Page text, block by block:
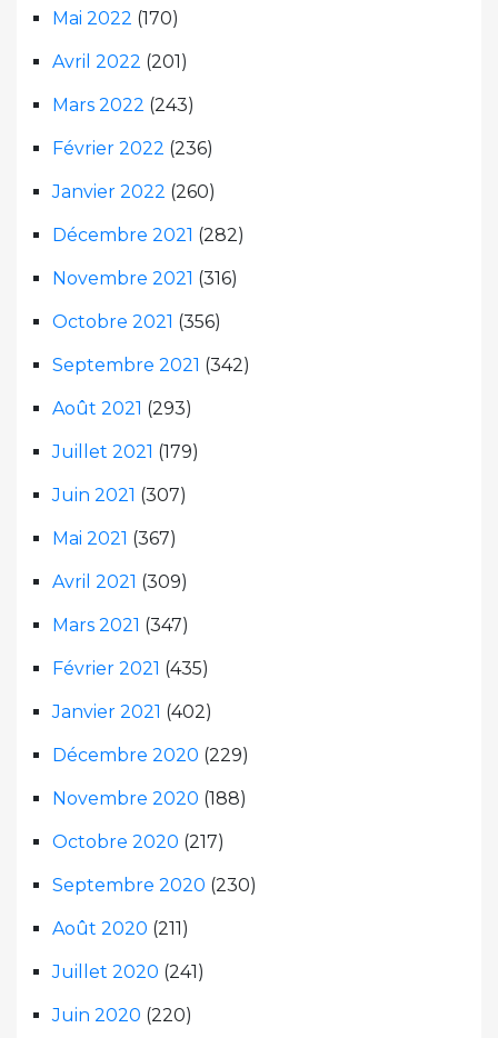
Mai 2022 (170)
Avril 2022 (201)
Mars 2022 (243)
Février 2022 (236)
Janvier 2022 (260)
Décembre 2021 (282)
Novembre 2021 (316)
Octobre 2021 (356)
Septembre 2021 (342)
Août 2021 (293)
Juillet 2021 (179)
Juin 2021 (307)
Mai 2021 (367)
Avril 2021 (309)
Mars 2021 (347)
Février 2021 (435)
Janvier 2021 (402)
Décembre 2020 (229)
Novembre 2020 (188)
Octobre 2020 (217)
Septembre 2020 (230)
Août 2020 (211)
Juillet 2020 (241)
Juin 2020 (220)